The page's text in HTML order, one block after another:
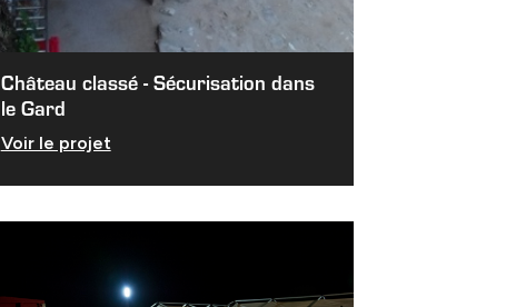
Château classé - Sécurisation dans
le Gard
Voir le projet